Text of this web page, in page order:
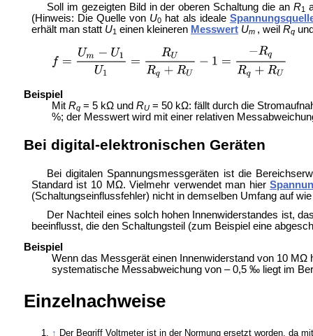
Soll im gezeigten Bild in der oberen Schaltung die an R1
(Hinweis: Die Quelle von U0 hat als ideale
erhält man statt U1 einen kleineren Messwert Um , weil Rq
Beispiel
Mit Rq= 5 kΩ und RU= 50 kΩ: fällt durch die
%; der Messwert wird mit einer relativen
Bei digital-elektronischen Geräten
Bei digitalen Spannungsmessgeräten ist die
Standard ist 10 MΩ. Vielmehr verwendet man hier
(Schaltungseinflussfehler) nicht in demselben Umfang auf
Der Nachteil eines solch hohen Innenwiderstandes ist,
beeinflusst, die den Schaltungsteil (zum Beispiel eine
Beispiel
Wenn das Messgerät einen Innenwiderstand von 10
systematische Messabweichung von – 0,5 ‰ liegt im
Einzelnachweise
↑ Der Begriff Voltmeter ist in der Normung ersetzt worden, da